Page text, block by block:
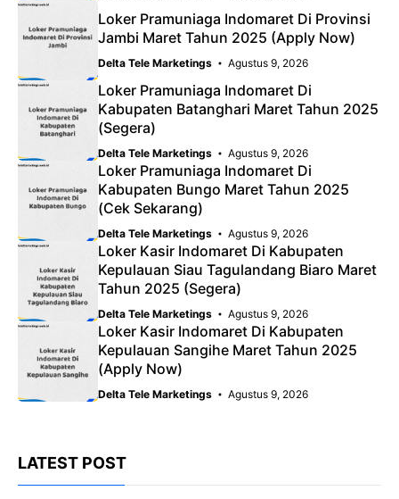
Loker Pramuniaga Indomaret Di Provinsi
Jambi Maret Tahun 2025 (Apply Now)
Delta Tele Marketings Agustus 9, 2026
Loker Pramuniaga Indomaret Di
Kabupaten Batanghari Maret Tahun 2025
(Segera)
Delta Tele Marketings Agustus 9, 2026
Loker Pramuniaga Indomaret Di
Kabupaten Bungo Maret Tahun 2025
(Cek Sekarang)
Delta Tele Marketings Agustus 9, 2026
Loker Kasir Indomaret Di Kabupaten
Kepulauan Siau Tagulandang Biaro Maret
Tahun 2025 (Segera)
Delta Tele Marketings Agustus 9, 2026
Loker Kasir Indomaret Di Kabupaten
Kepulauan Sangihe Maret Tahun 2025
(Apply Now)
Delta Tele Marketings Agustus 9, 2026
LATEST POST